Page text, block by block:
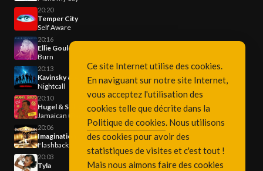
20:20
Temper City
Self Aware
20:16
Ellie Goulding
Burn
20:13
Kavinsky & Angèle & Phoenix
Nightcall
20:10
Hugel & Solto
Jamaican (Bam Bam)
20:06
Imagination
Flashback
20:03
Tyla
Ce site Internet utilise des cookies.
En naviguant sur notre site Internet,
vous acceptez l'utilisation des
cookies telle que décrite dans la
Politique de cookies. Nous utilisons
des cookies pour avoir des
statistiques de visites et c'est tout !
Mais nous aimons faire des cookies